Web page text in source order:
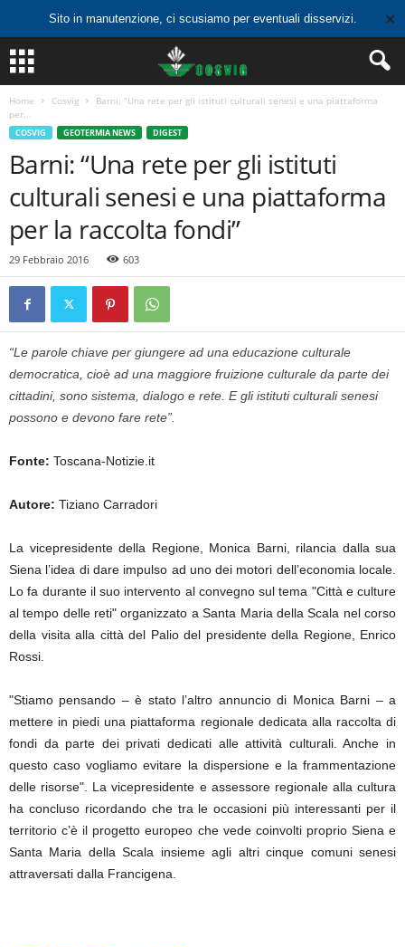
Sito in manutenzione, ci scusiamo per eventuali disservizi. ✕
Home Cosvig
Barni: “Una rete per gli istituti culturali senesi e una piattaforma
per...
COSVIG GEOTERMIA NEWS DIGEST
Barni: “Una rete per gli istituti
culturali senesi e una piattaforma
per la raccolta fondi”
29 Febbraio 2016 603
“Le parole chiave per giungere ad una educazione culturale
democratica, cioè ad una maggiore fruizione culturale da parte dei
cittadini, sono sistema, dialogo e rete. E gli istituti culturali senesi
possono e devono fare rete”.
Fonte: Toscana-Notizie.it
Autore: Tiziano Carradori
La vicepresidente della Regione, Monica Barni, rilancia dalla sua
Siena l’idea di dare impulso ad uno dei motori dell’economia locale.
Lo fa durante il suo intervento al convegno sul tema "Città e culture
al tempo delle reti" organizzato a Santa Maria della Scala nel corso
della visita alla città del Palio del presidente della Regione, Enrico
Rossi.
"Stiamo pensando – è stato l’altro annuncio di Monica Barni – a
mettere in piedi una piattaforma regionale dedicata alla raccolta di
fondi da parte dei privati dedicati alle attività culturali. Anche in
questo caso vogliamo evitare la dispersione e la frammentazione
delle risorse". La vicepresidente e assessore regionale alla cultura
ha concluso ricordando che tra le occasioni più interessanti per il
territorio c’è il progetto europeo che vede coinvolti proprio Siena e
Santa Maria della Scala insieme agli altri cinque comuni senesi
attraversati dalla Francigena.